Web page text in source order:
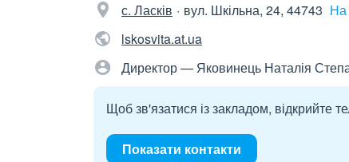
с. Ласків вул. Шкільна, 24, 44743 На
lskosvita.at.ua
Директор — Яковинець Наталія
Щоб зв'язатися із закладом, відкрийте
Показати контакти